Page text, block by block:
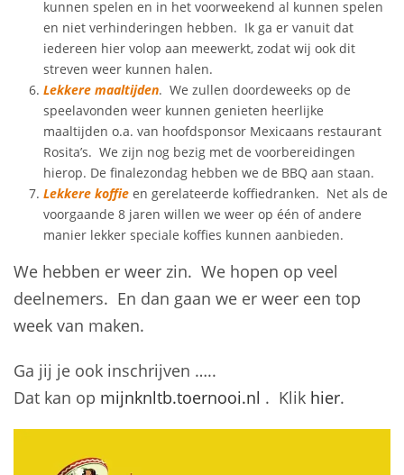
kunnen spelen en in het voorweekend al kunnen spelen
en niet verhinderingen hebben. Ik ga er vanuit dat
iedereen hier volop aan meewerkt, zodat wij ook dit
streven weer kunnen halen.
Lekkere maaltijden. We zullen doordeweeks op de
speelavonden weer kunnen genieten heerlijke
maaltijden o.a. van hoofdsponsor Mexicaans restaurant
Rosita’s. We zijn nog bezig met de voorbereidingen
hierop. De finalezondag hebben we de BBQ aan staan.
Lekkere koffie en gerelateerde koffiedranken. Net als de
voorgaande 8 jaren willen we weer op één of andere
manier lekker speciale koffies kunnen aanbieden.
We hebben er weer zin. We hopen op veel
deelnemers. En dan gaan we er weer een top
week van maken.
Ga jij je ook inschrijven …..
Dat kan op mijnknltb.toernooi.nl . Klik hier.